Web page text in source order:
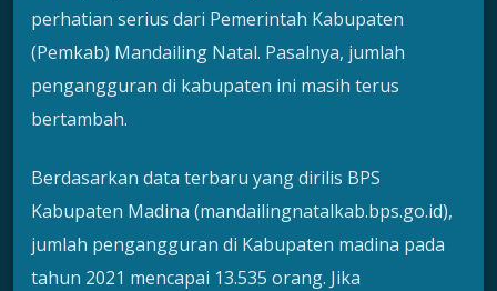
perhatian serius dari Pemerintah Kabupaten
(Pemkab) Mandailing Natal. Pasalnya, jumlah
pengangguran di kabupaten ini masih terus
bertambah.
Berdasarkan data terbaru yang dirilis BPS
Kabupaten Madina (mandailingnatalkab.bps.go.id),
jumlah pengangguran di Kabupaten madina pada
tahun 2021 mencapai 13.535 orang. Jika